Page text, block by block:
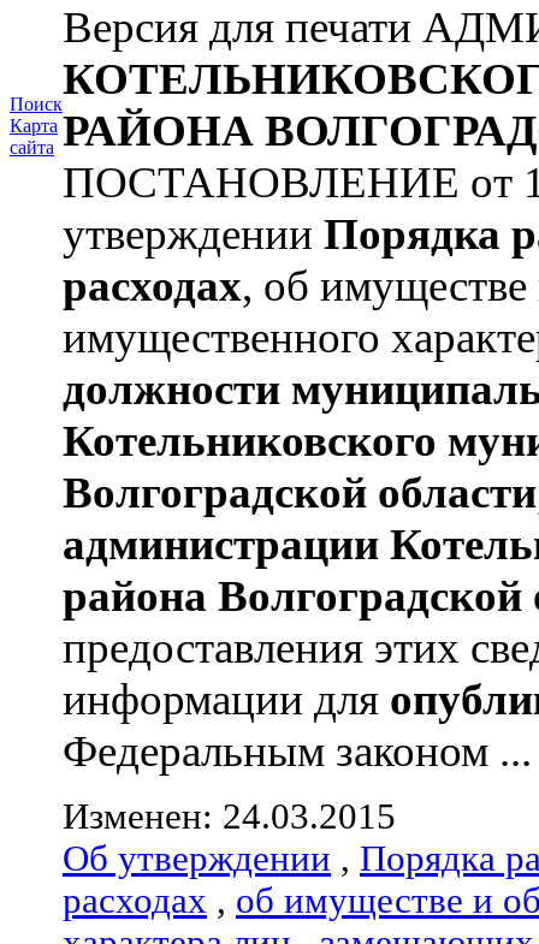
Поиск
Карта
сайта
Версия для печати
РАЙОНА
ПОСТАНОВЛЕНИЕ от
утверждении Порядка
расходах, об имуществе
имущественного
должности
Котельниковского
Волгоградской области
администрации
района Волгоградской
предоставления этих
информации для
Федеральным законом ...
Изменен: 24.03.2015
Об утверждении , Порядка
расходах , об имуществе и